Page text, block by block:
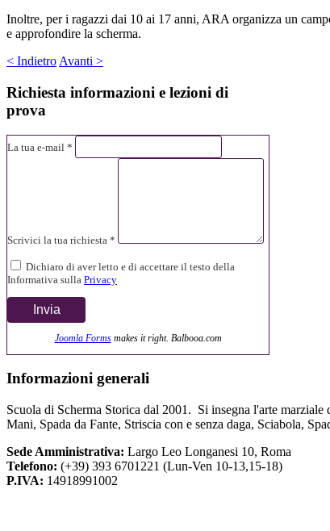
Inoltre, per i ragazzi dai 10 ai 17 anni, ARA organizza un
e approfondire la scherma.
< Indietro Avanti >
Richiesta informazioni e lezioni di
prova
La tua e-mail *
Scrivici la tua richiesta *
Dichiaro di aver letto e di accettare il testo della
Informativa sulla Privacy
Joomla Formsmakes it right. Balbooa.com
Informazioni generali
Scuola di Scherma Storica dal 2001. Si insegna l'arte
Mani, Spada da Fante, Striscia con e senza daga, Sciabola,
Sede Amministrativa: Largo Leo Longanesi 10, Roma
Telefono: (+39) 393 6701221 (Lun-Ven 10-13,15-18)
P.IVA: 14918991002